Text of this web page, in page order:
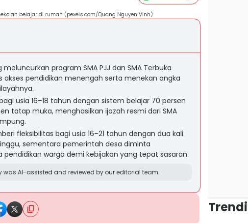
belajar di rumah (pexels.com/Quang Nguyen Vinh)
program SMA PJJ dan SMA Terbuka
akses pendidikan menengah serta menekan angka
usia 16–18 tahun dengan sistem belajar 70 persen
tatap muka, menghasilkan ijazah resmi dari SMA
fleksibilitas bagi usia 16–21 tahun dengan dua kali
sementara pemerintah desa diminta
warga demi kebijakan yang tepat sasaran.
was AI-assisted and reviewed by our editorial team.